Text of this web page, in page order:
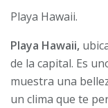
Playa Hawaii.
Playa Hawaii,
de la capital. Es
muestra una
un clima que te